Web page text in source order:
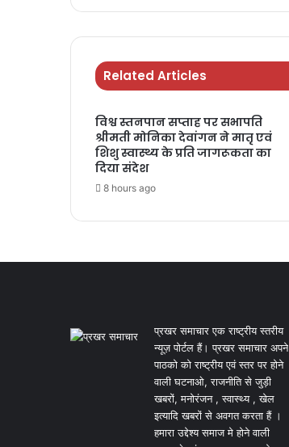
Related Articles
विश्व स्तनपान सप्ताह पर सभापति
श्रीमती मोनिका देवांगन ने मातृ एवं
शिशु स्वास्थ्य के प्रति जागरूकता का
दिया संदेश
8 hours ago
प्रखर समाचार एक राष्ट्रीय स्तरीय
न्यूज़ पोर्टल हैं। प्रखर समाचार अपने
पाठको को राष्ट्रीय एवं स्तर पर होने
वाली घटनाओ, राजनीति से जुड़ी
खबरों, मनोरंजन , स्वास्थ्य , खेल
इत्यादि खबरों से अवगत करता हैं ।
हमारा उद्देश्य समाज मे होने वाली